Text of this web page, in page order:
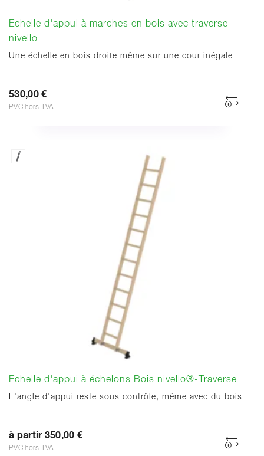
Echelle d'appui à marches en bois avec traverse
nivello
Une échelle en bois droite même sur une cour inégale
530,00 €
PVC hors TVA
Echelle d'appui à échelons Bois nivello®-Traverse
L'angle d'appui reste sous contrôle, même avec du bois
à partir 350,00 €
PVC hors TVA